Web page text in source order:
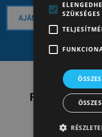
AJÁNLATKÉRÉS ÉS
FŐBB
SZÜKSÉGES